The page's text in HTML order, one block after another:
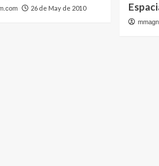
26 de May de 2010